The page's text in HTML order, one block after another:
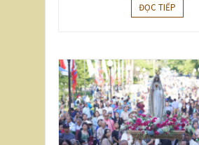
ĐỌC TIẾP